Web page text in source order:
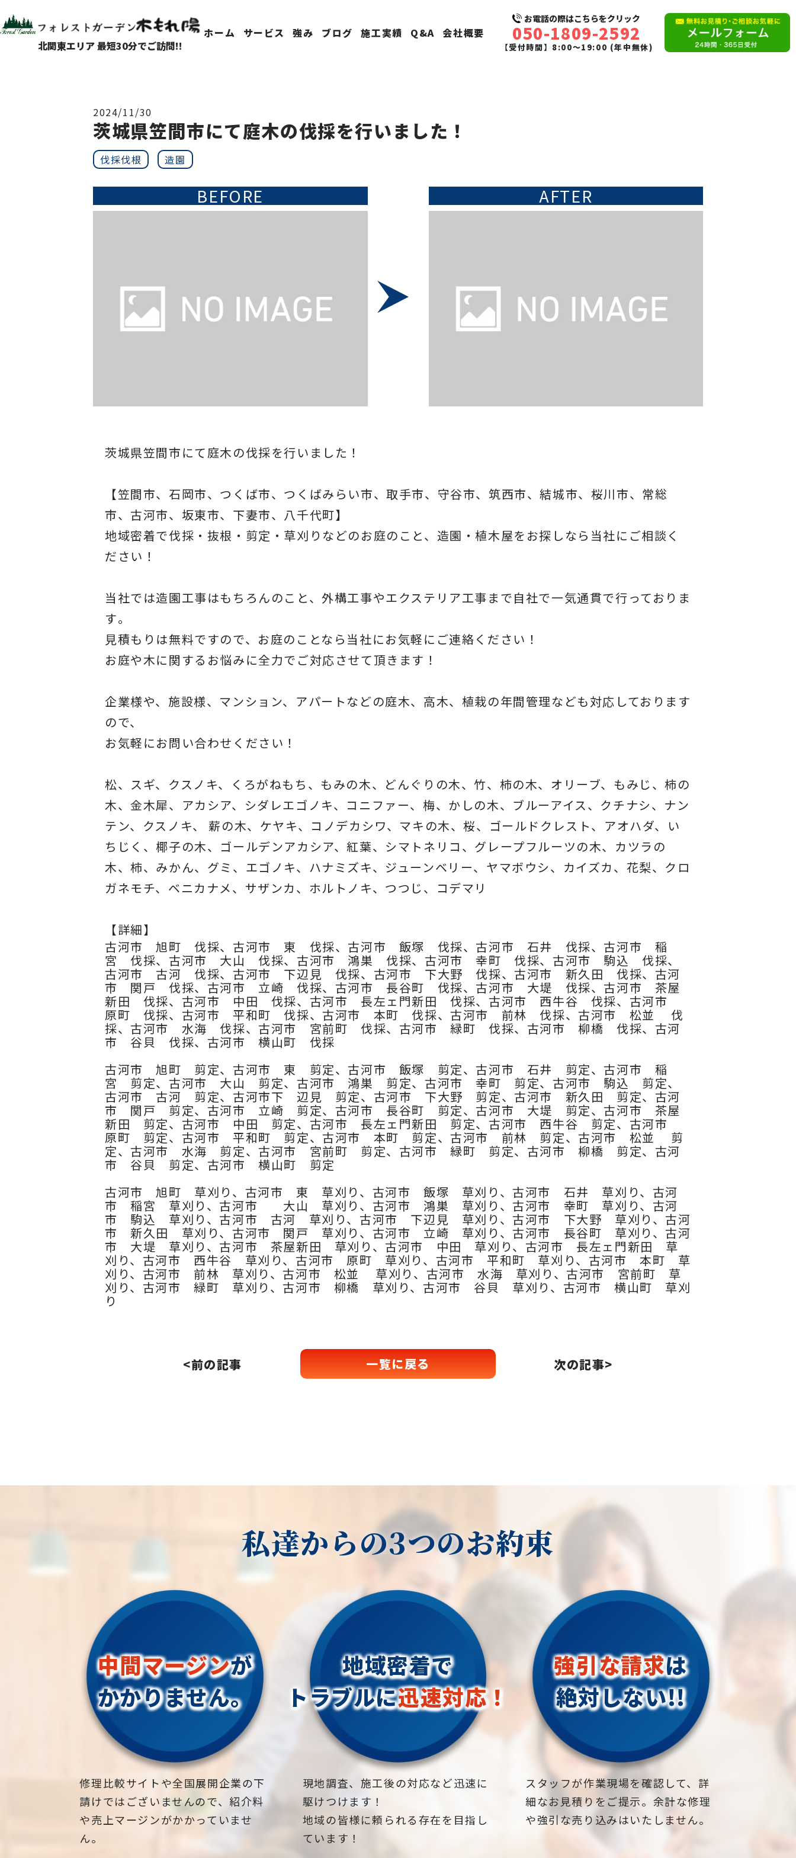
北関東エリア 最短30分でご訪問!!
ホーム サービス 強み ブログ 施工実績 Q&A 会社概要
お電話の際はこちらをクリック
050-1809-2592
【受付時間】8:00〜19:00 (年中無休)
2024/11/30
茨城県笠間市にて庭木の伐採を行いました！
伐採伐根 造園
BEFORE AFTER
茨城県笠間市にて庭木の伐採を行いました！
【笠間市、石岡市、つくば市、つくばみらい市、取手市、守谷市、筑西市、結城市、桜川市、常総
市、古河市、坂東市、下妻市、八千代町】
地域密着で伐採・抜根・剪定・草刈りなどのお庭のこと、造園・植木屋をお探しなら当社にご相談く
ださい！
当社では造園工事はもちろんのこと、外構工事やエクステリア工事まで自社で一気通貫で行っておりま
す。
見積もりは無料ですので、 お庭のことなら当社にお気軽にご連絡ください！
お庭や木に関するお悩みに全力でご対応させて頂きます！
企業様や、施設様、マンション、アパートなどの庭木、高木、 植栽の年間管理なども対応しております
ので、
お気軽にお問い合わせください！
松、スギ、クスノキ、くろがねもち、もみの木、どんぐりの木、竹、柿の木、オリーブ、もみじ、柿の
木、金木犀、アカシア、 シダレエゴノキ、コニファー、梅、かしの木、ブルーアイス、 クチナシ、ナン
テン、クスノキ、 薪の木、ケヤキ、コノデカシワ、マキの木、桜、
ゴールドクレスト、アオハダ、い
ちじく、椰子の木、 ゴールデンアカシア、紅葉、シマトネリコ、 グレープフルーツの木、カツラの
木、柿、みかん、グミ、 エゴノキ、ハナミズキ、ジューンベリー、ヤマボウシ、カイズカ、 花梨、クロ
ガネモチ、ベニカナメ、サザンカ、ホルトノキ、 つつじ、コデマリ
【詳細】
古河市 旭町 伐採、古河市 東 伐採、古河市 飯塚 伐採、古河市 石井 伐採、古河市 稲
宮 伐採、古河市 大山 伐採、古河市 鴻巣 伐採、古河市 幸町 伐採、古河市 駒込 伐採、
古河市 古河 伐採、古河市 下辺見 伐採、古河市 下大野 伐採、古河市 新久田 伐採、古河
市 関戸 伐採、古河市 立崎 伐採、古河市 長谷町 伐採、古河市 大堤 伐採、古河市 茶屋
新田 伐採、古河市 中田 伐採、古河市 長左ェ門新田 伐採、古河市 西牛谷 伐採、古河市
原町 伐採、古河市 平和町 伐採、古河市 本町 伐採、古河市 前林 伐採、古河市 松並 伐
採、古河市 水海 伐採、古河市 宮前町 伐採、古河市 緑町 伐採、古河市 柳橋 伐採、古河
市 谷貝 伐採、古河市 横山町 伐採
古河市 旭町 剪定、古河市 東 剪定、古河市 飯塚 剪定、古河市 石井 剪定、古河市 稲
宮 剪定、古河市 大山 剪定、古河市 鴻巣 剪定、古河市 幸町 剪定、古河市 駒込 剪定、
古河市 古河 剪定、古河市下 辺見 剪定、古河市 下大野 剪定、古河市 新久田 剪定、古河
市 関戸 剪定、古河市 立崎 剪定、古河市 長谷町 剪定、古河市 大堤 剪定、古河市 茶屋
新田 剪定、古河市 中田 剪定、古河市 長左ェ門新田 剪定、古河市 西牛谷 剪定、古河市
原町 剪定、古河市 平和町 剪定、古河市 本町 剪定、古河市 前林 剪定、古河市 松並 剪
定、古河市 水海 剪定、古河市 宮前町 剪定、古河市 緑町 剪定、古河市 柳橋 剪定、古河
市 谷貝 剪定、古河市 横山町 剪定
古河市 旭町 草刈り、古河市 東 草刈り、古河市 飯塚 草刈り、古河市 石井 草刈り、古河
市 稲宮 草刈り、古河市 大山 草刈り、古河市 鴻巣 草刈り、古河市 幸町 草刈り、古河
市 駒込 草刈り、古河市 古河 草刈り、古河市 下辺見 草刈り、古河市 下大野 草刈り、古河
市 新久田 草刈り、古河市 関戸 草刈り、古河市 立崎 草刈り、古河市 長谷町 草刈り、古河
市 大堤 草刈り、古河市 茶屋新田 草刈り、古河市 中田 草刈り、古河市 長左ェ門新田 草
刈り、古河市 西牛谷 草刈り、古河市 原町 草刈り、古河市 平和町 草刈り、古河市 本町 草
刈り、古河市 前林 草刈り、古河市 松並 草刈り、古河市 水海 草刈り、古河市 宮前町 草
刈り、古河市 緑町 草刈り、古河市 柳橋 草刈り、古河市 谷貝 草刈り、古河市 横山町 草刈
り
<前の記事 一覧に戻る 次の記事>
私達からの3つのお約束
中間マージンが
かかりません。
修理比較サイトや全国展開企業の下
請けではございませんので、紹介料
や売上マージンがかかっていませ
ん。
地域密着で
トラブルに迅速対応！
現地調査、施工後の対応など迅速に
駆けつけます！
地域の皆様に頼られる存在を目指し
ています！
強引な請求は
絶対しない!!
スタッフが作業現場を確認して、詳
細なお見積りをご提示。余計な修理
や強引な売り込みはいたしません。